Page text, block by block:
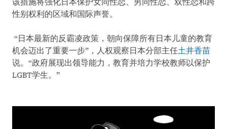
该措施将强化日本保护女同性恋、男同性恋、双性恋和跨
性别权利的区域和国际声誉。
“日本最新的反霸凌政策，朝向保障所有日本儿童的教育
机会迈出了重要一步”，人权观察日本分部主任土井香苗
说。“政府展现出领导能力，教育并培力学校教师以保护
LGBT学生。”